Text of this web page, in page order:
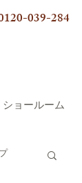
039-284
ショールーム